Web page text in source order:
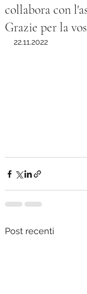
collabora con
Grazie per la
22.11.2022
Post recenti